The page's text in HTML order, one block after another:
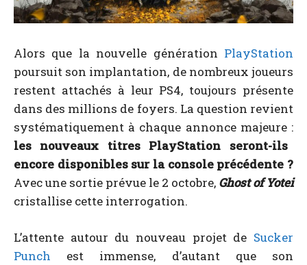
Alors que la nouvelle génération PlayStation
poursuit son implantation, de nombreux joueurs
restent attachés à leur PS4, toujours présente
dans des millions de foyers. La question revient
systématiquement à chaque annonce majeure :
les nouveaux titres PlayStation seront-ils
encore disponibles sur la console précédente ?
Avec une sortie prévue le 2 octobre, Ghost of Yotei
cristallise cette interrogation.
L’attente autour du nouveau projet de Sucker
Punch est immense, d’autant que son